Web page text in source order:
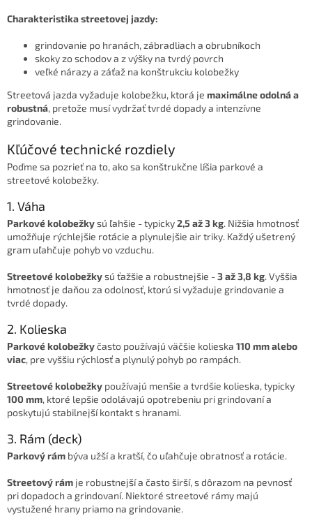
Charakteristika streetovej jazdy:
grindovanie po hranách, zábradliach a obrubníkoch
skoky zo schodov a z výšky na tvrdý povrch
veľké nárazy a záťaž na konštrukciu kolobežky
Streetová jazda vyžaduje kolobežku, ktorá je maximálne odolná a
robustná, pretože musí vydržať tvrdé dopady a intenzívne
grindovanie.
Kľúčové technické rozdiely
Poďme sa pozrieť na to, ako sa konštrukčne líšia parkové a
streetové kolobežky.
1. Váha
Parkové kolobežkysú ľahšie - typicky2,5 až 3 kg. Nižšia hmotnosť
umožňuje rýchlejšie rotácie a plynulejšie air triky. Každý ušetrený
gram uľahčuje pohyb vo vzduchu.
Streetové kolobežkysú ťažšie a robustnejšie -3 až 3,8 kg. Vyššia
hmotnosť je daňou za odolnosť, ktorú si vyžaduje grindovanie a
tvrdé dopady.
2. Kolieska
Parkové kolobežkyčasto používajú väčšie kolieska 110 mm alebo
viac, pre vyššiu rýchlosť a plynulý pohyb po rampách.
Streetové kolobežky používajú menšie a tvrdšie kolieska, typicky
100 mm, ktoré lepšie odolávajú opotrebeniu pri grindovaní a
poskytujú stabilnejší kontakt s hranami.
3. Rám (deck)
Parkový rám býva užší a kratší, čo uľahčuje obratnosť a rotácie.
Streetový rám je robustnejší a často širší, s dôrazom na pevnosť
pri dopadoch a grindovaní. Niektoré streetové rámy majú
vystužené hrany priamo na grindovanie.